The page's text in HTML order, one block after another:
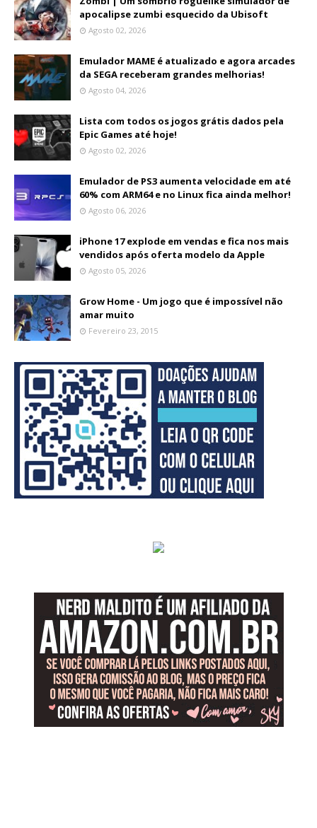
apocalipse zumbi esquecido da Ubisoft
Agosto 02, 2026
Emulador MAME é atualizado e agora arcades
da SEGA receberam grandes melhorias!
Agosto 04, 2026
Lista com todos os jogos grátis dados pela
Epic Games até hoje!
Agosto 02, 2026
Emulador de PS3 aumenta velocidade em até
60% com ARM64 e no Linux fica ainda melhor!
Agosto 06, 2026
iPhone 17 explode em vendas e fica nos mais
vendidos após oferta modelo da Apple
Agosto 05, 2026
Grow Home - Um jogo que é impossível não
amar muito
Fevereiro 23, 2015